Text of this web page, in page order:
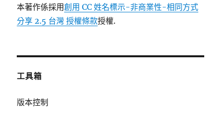
本著作係採用創用 CC 姓名標示-非商業性-相同方式
分享 2.5 台灣 授權條款授權.
工具箱
版本控制